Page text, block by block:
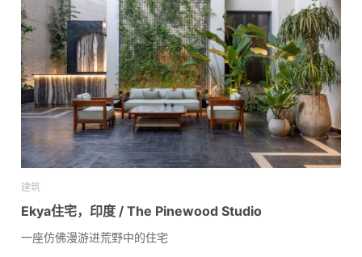
建筑
Ekya住宅，印度 / The Pinewood Studio
一座仿佛漫游进荒野中的住宅